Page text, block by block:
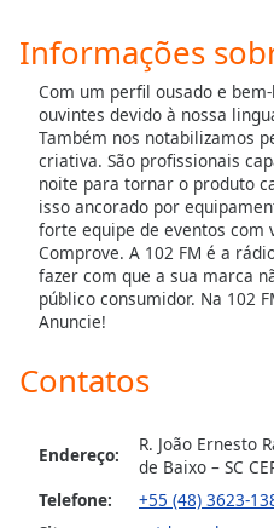
Caption
Area
Background
Color
Opacity
Font
Style
Informações
Com um perfil ousado e
ouvintes devido à nossa
Também nos notabilizamos
criativa. São profissionais
noite para tornar o produto
isso ancorado por
forte equipe de eventos com
Comprove. A 102 FM é a
fazer com que a sua marca
público consumidor. Na 102
Anuncie!
Contatos
Endereço:
R. João Ernesto
de Baixo – SC
Telefone:
+55 (48) 3623-